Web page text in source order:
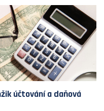
účtování a daňová